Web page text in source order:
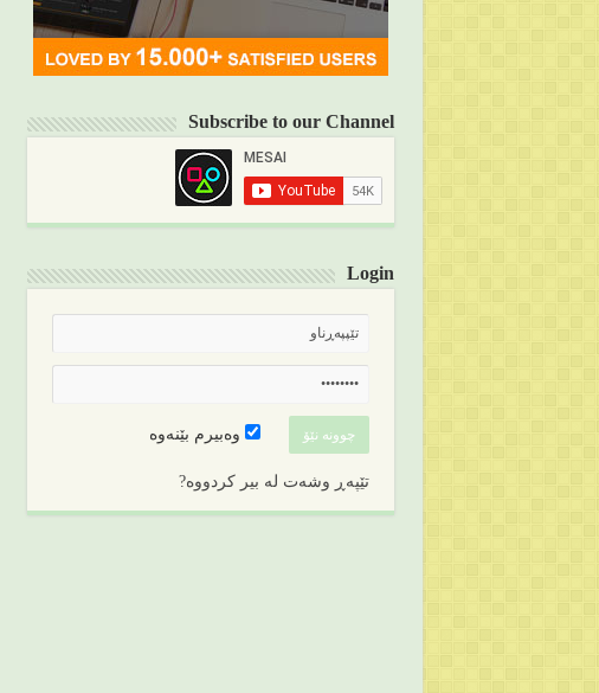
Subscribe to our Channel
Login
وەبیرم بێنەوە
تێپەڕ وشەت لە بیر کردووە?